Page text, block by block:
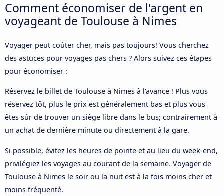
Comment économiser de l'argent en
voyageant de Toulouse à Nimes
Voyager peut coûter cher, mais pas toujours! Vous cherchez
des astuces pour voyages pas chers ? Alors suivez ces étapes
pour économiser :
Réservez le billet de Toulouse à Nimes à l'avance ! Plus vous
réservez tôt, plus le prix est généralement bas et plus vous
êtes sûr de trouver un siège libre dans le bus; contrairement à
un achat de dernière minute ou directement à la gare.
Si possible, évitez les heures de pointe et au lieu du week-end,
privilégiez les voyages au courant de la semaine. Voyager de
Toulouse à Nimes le soir ou la nuit est à la fois moins cher et
moins fréquenté.